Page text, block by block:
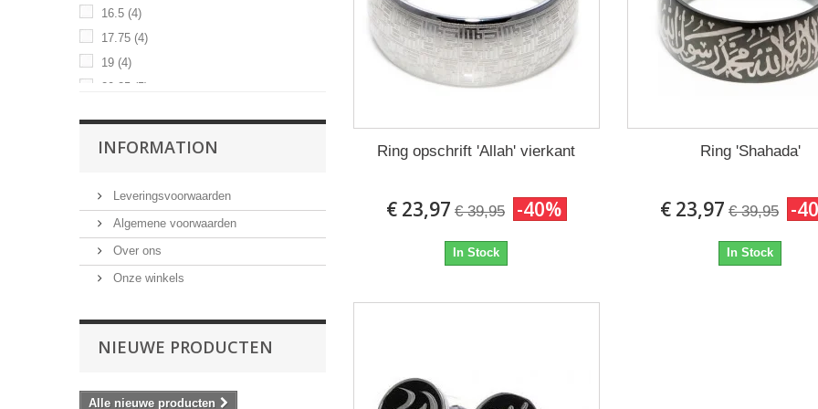
16.5 (4)
17.75 (4)
19 (4)
20.25 (5)
28.75(5)
INFORMATION
Leveringsvoorwaarden
Algemene voorwaarden
Over ons
Onze winkels
NIEUWE PRODUCTEN
Alle nieuwe producten
Ring opschrift 'Allah' vierkant
€ 23,97 € 39,95 -40%
In Stock
Ring 'Shahada'
€ 23,97 € 39,95 -
In Stock